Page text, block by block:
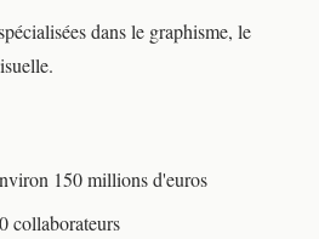
dans le graphisme, le
150 millions d'euros
collaborateurs